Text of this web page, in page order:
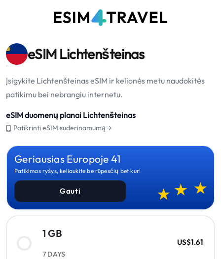
eSIM Lichtenšteinas
Įsigykite Lichtenšteinas eSIM ir kelionės metu naudokitės
patikimu bei nebrangiu internetu.
eSIM duomenų planai Lichtenšteinas
Patikrinti eSIM suderinamumą→
Geriausias Europoje 41
Patikimas ryšys, keliaukite be rūpesčių bet kur!
Gauti
1 GB
7 DAYS
US$1.61